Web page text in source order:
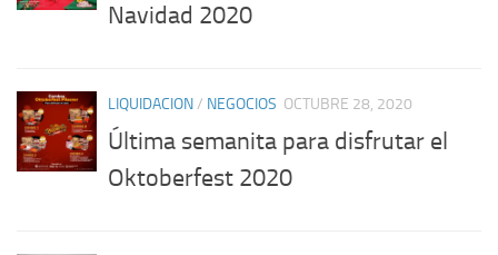
Navidad 2020
LIQUIDACION/ NEGOCIOS OCTUBRE 28, 2020
Última semanita para disfrutar el
Oktoberfest 2020